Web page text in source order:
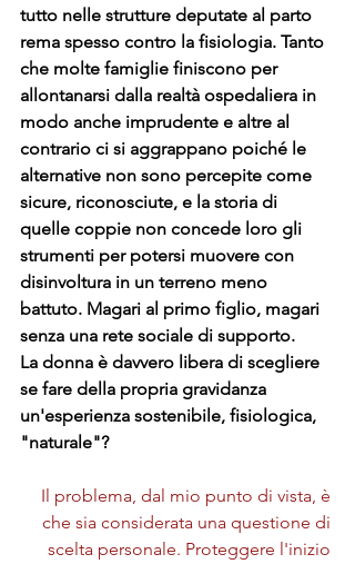
tutto nelle strutture deputate al parto
rema spesso contro la fisiologia. Tanto
che molte famiglie finiscono per
allontanarsi dalla realtà ospedaliera in
modo anche imprudente e altre al
contrario ci si aggrappano poiché le
alternative non sono percepite come
sicure, riconosciute, e la storia di
quelle coppie non concede loro gli
strumenti per potersi muovere con
disinvoltura in un terreno meno
battuto. Magari al primo figlio, magari
senza una rete sociale di supporto.
La donna è davvero libera di scegliere
se fare della propria gravidanza
un'esperienza sostenibile, fisiologica,
"naturale"?
Il problema, dal mio punto di vista, è
che sia considerata una questione di
scelta personale. Proteggere l'inizio